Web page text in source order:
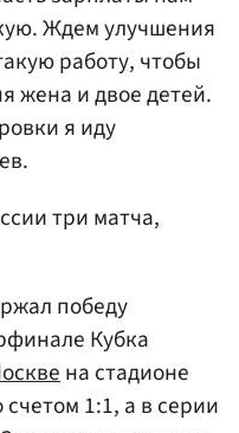
Ждем улучшения
работу, чтобы
жена и двое детей.
я иду
три матча,
победу
Кубка
на стадионе
1:1, а в серии